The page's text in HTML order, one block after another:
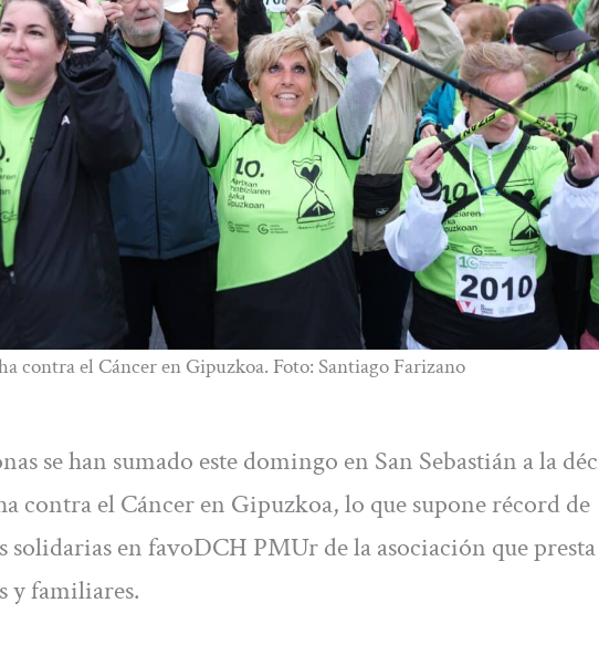
contra el Cáncer en Gipuzkoa. Foto: Santiago Farizano
se han sumado este domingo en San Sebastián a la
contra el Cáncer en Gipuzkoa, lo que supone récord de
solidarias en favoDCH PMUr de la asociación que presta
y familiares.